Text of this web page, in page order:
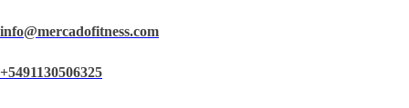
info@mercadofitness.com
+5491130506325